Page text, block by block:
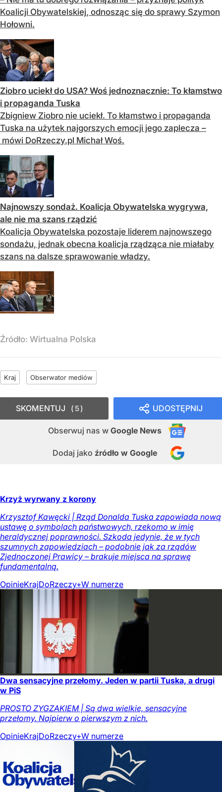
Koalicji Obywatelskiej, odnosząc się do sprawy Szymon
Hołowni.
Ziobro uciekł do USA? Woś jednoznacznie: To kłamstwo
i propaganda Tuska
Zbigniew Ziobro nie uciekł. To kłamstwo i propaganda
Tuska na użytek najgorszych emocji jego zaplecza –
mówi DoRzeczy.pl Michał Woś.
Najnowszy sondaż. Koalicja Obywatelska wygrywa,
ale nie ma szans rządzić
Koalicja Obywatelska pozostaje liderem najnowszego
sondażu, jednak obecna koalicja rządząca nie miałaby
szans na dalsze sprawowanie władzy.
Źródło: Wirtualna Polska
Kraj Obserwator mediów
UDOSTĘPNIJ
Obserwuj nas w Google News
Dodaj jako źródło w Google
SKOMENTUJ 5
Krzyż wyrwany z korony
Krzysztof Kawęcki | Rząd Donalda Tuska zapowiada nową
ustawę o symbolach państwowych, rzekomo w imię
heraldycznej poprawności. Szkoda jedynie, że w tych
szumnych zapowiedziach – podobnie jak za rządów
Zjednoczonej Prawicy – brakuje miejsca na sprawę
fundamentalną.
OpinieKrajDoRzeczy+W numerze
Dwa sensacyjne przełomy. Jeden w partii Tuska, a drugi
w PiS
PROSTO ZYGZAKIEM | Są dwa wielkie, sensacyjne
przełomy. Najpierw o pierwszym z nich.
OpinieKrajDoRzeczy+W numerze